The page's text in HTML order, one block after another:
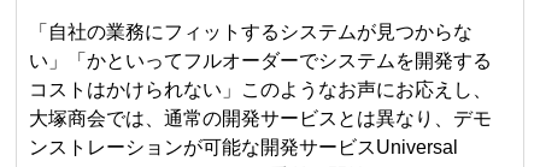
「自社の業務にフィットするシステムが見つからな
い」「かといってフルオーダーでシステムを開発する
コストはかけられない」このようなお声にお応えし、
大塚商会では、通常の開発サービスとは異なり、デモ
ンストレーションが可能な開発サービスUniversal